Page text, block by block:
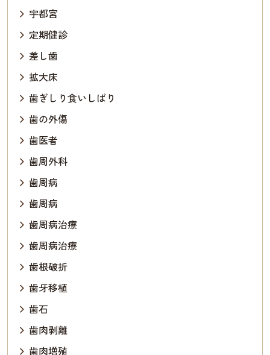
宇都宮
定期健診
差し歯
拡大床
歯ぎしり食いしばり
歯の外傷
歯医者
歯周外科
歯周病
歯周病
歯周病治療
歯周病治療
歯根破折
歯牙移植
歯石
歯肉剥離
歯肉増殖